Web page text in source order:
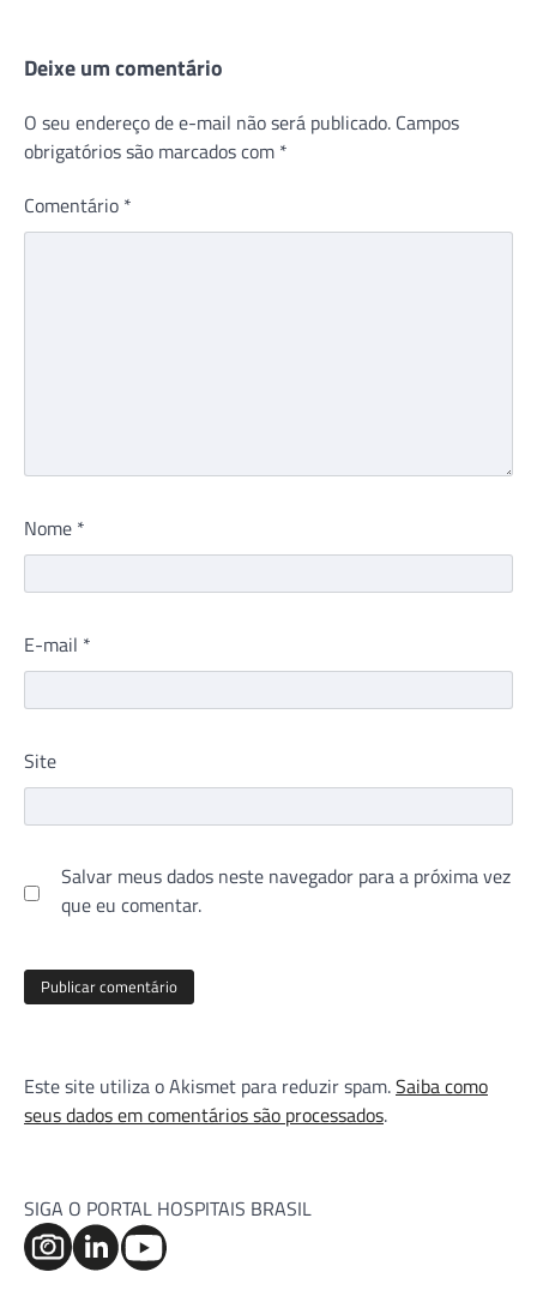
Deixe um comentário
O seu endereço de e-mail não será publicado. Campos
obrigatórios são marcados com *
Comentário *
Nome *
E-mail *
Site
Salvar meus dados neste navegador para a próxima vez
que eu comentar.
Este site utiliza o Akismet para reduzir spam.Saiba como
seus dados em comentários são processados.
SIGA O PORTAL HOSPITAIS BRASIL